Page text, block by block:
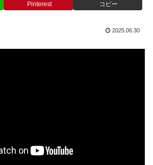
Pinterest コピー
2025.06.30